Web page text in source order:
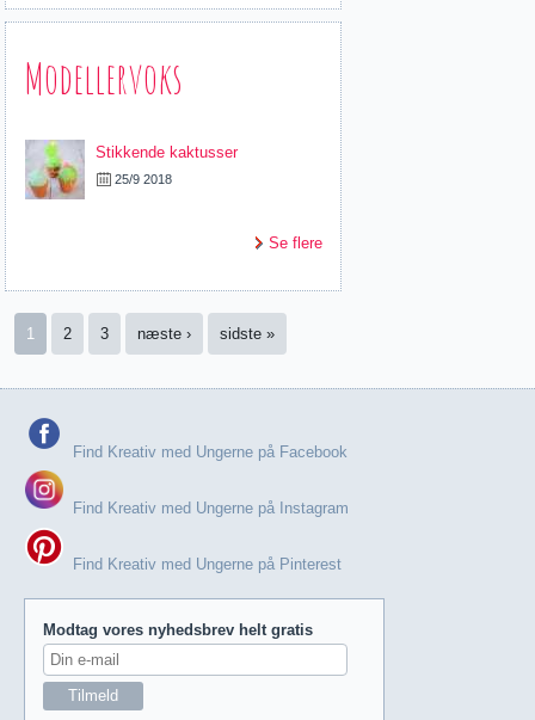
Modellervoks
Stikkende kaktusser
25/9 2018
Se flere
Sider
1 2 3 næste › sidste »
Find Kreativ med Ungerne på Facebook
Find Kreativ med Ungerne på Instagram
Find Kreativ med Ungerne på Pinterest
Modtag vores nyhedsbrev helt gratis